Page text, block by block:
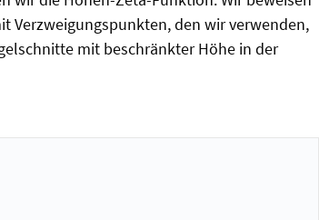
Verzweigungspunkten, den wir verwenden,
mit beschränkter Höhe in der